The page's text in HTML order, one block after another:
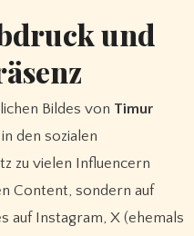
und
Bildes von Timur
den sozialen
zu vielen Influencern
Content, sondern auf
auf Instagram, X (ehemals